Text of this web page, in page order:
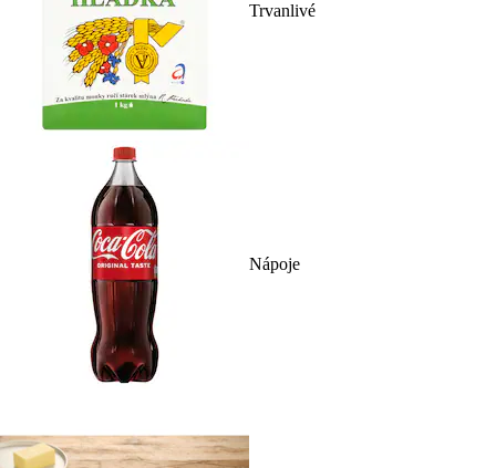
Trvanlivé
Nápoje